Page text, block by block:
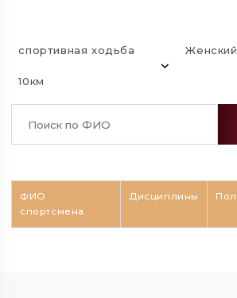
спортивная ходьба
10км
Женский
ФИО
спортсмена
Дисциплины Пол